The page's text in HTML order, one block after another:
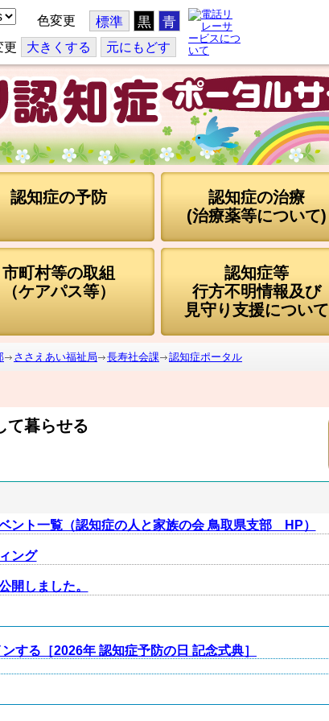
色変更 標準 黒 青
更 大きくする 元にもどす
認知症の予防
認知症の治療
(治療薬等について)
市町村等の取組
（ケアパス等）
認知症等
行方不明情報及び
見守り支援について
ささえあい福祉局 長寿社会課 認知症ポータル
て暮らせる
ント一覧（認知症の人と家族の会 鳥取県支部 HP）
ング
開しました。
する［2026年 認知症予防の日 記念式典］